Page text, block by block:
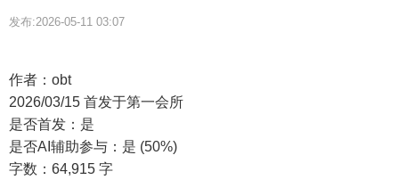
发布:2026-05-11 03:07
作者：obt
2026/03/15 首发于第一会所
是否首发：是
是否AI辅助参与：是 (50%)
字数：64,915 字